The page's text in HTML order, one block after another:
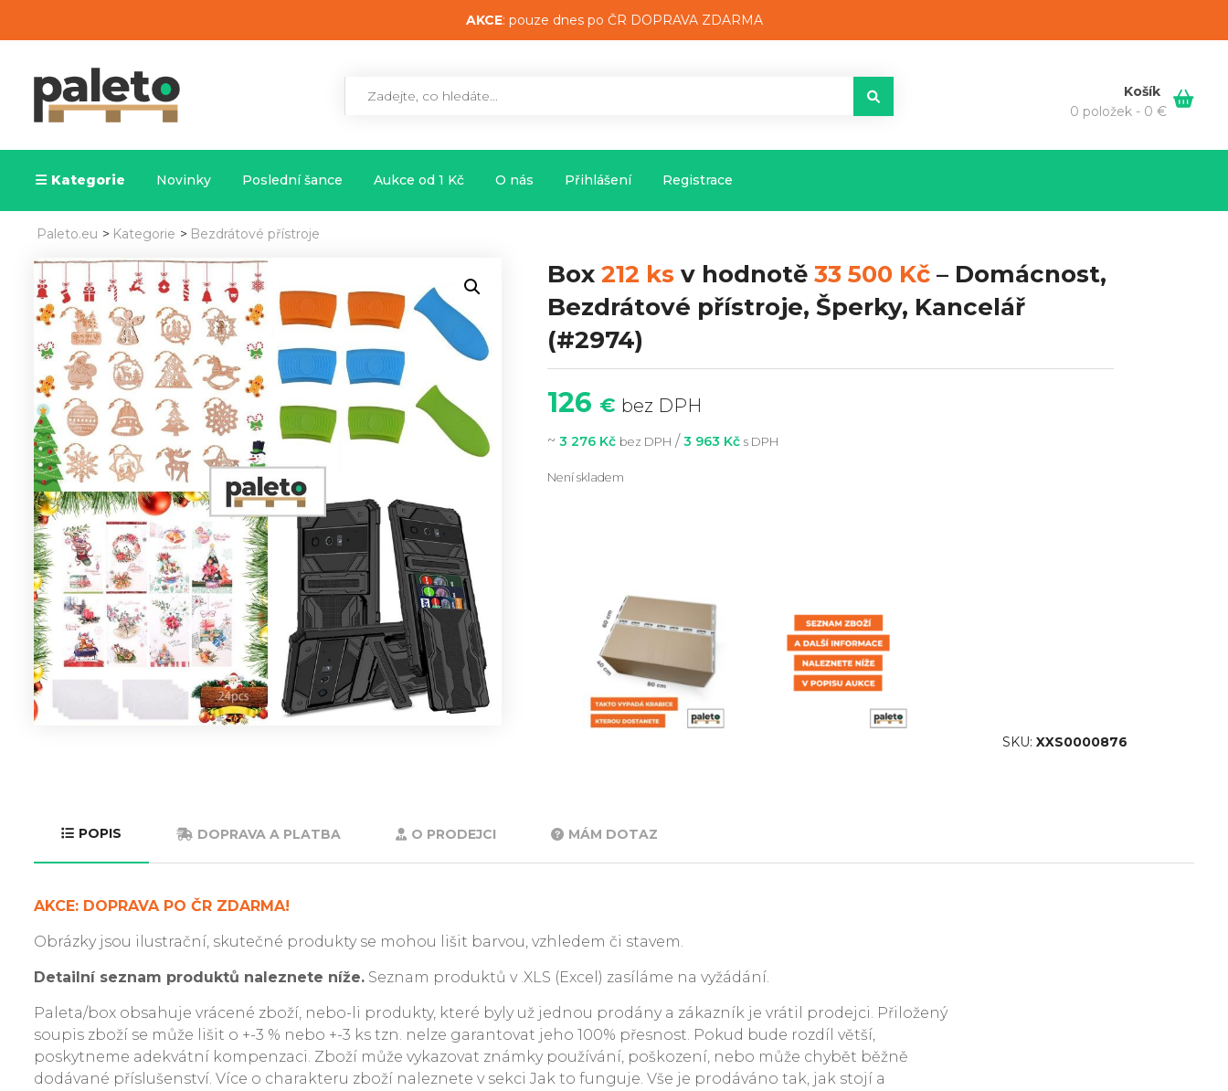
AKCE: pouze dnes po ČR DOPRAVA ZDARMA
Košík
0 položek - 0 €
Kategorie Novinky Poslední šance Aukce od 1 Kč O nás Přihlášení Registrace
Paleto.eu > Kategorie > Bezdrátové přístroje
SKU: XXS0000876
Box 212 ks v hodnotě 33 500 Kč– Domácnost,
Bezdrátové přístroje, Šperky, Kancelář
(#2974)
126 € bez DPH
~ 3 276 Kč bez DPH / 3 963 Kč s DPH
Není skladem
POPIS DOPRAVA A PLATBA O PRODEJCI MÁM DOTAZ
AKCE: DOPRAVA PO ČR ZDARMA!
Obrázky jsou ilustrační, skutečné produkty se mohou lišit barvou, vzhledem či stavem.
Detailní seznam produktů naleznete níže. Seznam produktů v .XLS (Excel) zasíláme na vyžádání.
Paleta/box obsahuje vrácené zboží, nebo-li produkty, které byly už jednou prodány a zákazník je vrátil prodejci. Přiložený
soupis zboží se může lišit o +-3 % nebo +-3 ks tzn. nelze garantovat jeho 100% přesnost. Pokud bude rozdíl větší,
poskytneme adekvátní kompenzaci. Zboží může vykazovat známky používání, poškození, nebo může chybět běžně
dodávané příslušenství. Více o charakteru zboží naleznete v sekci Jak to funguje. Vše je prodáváno tak, jak stojí a